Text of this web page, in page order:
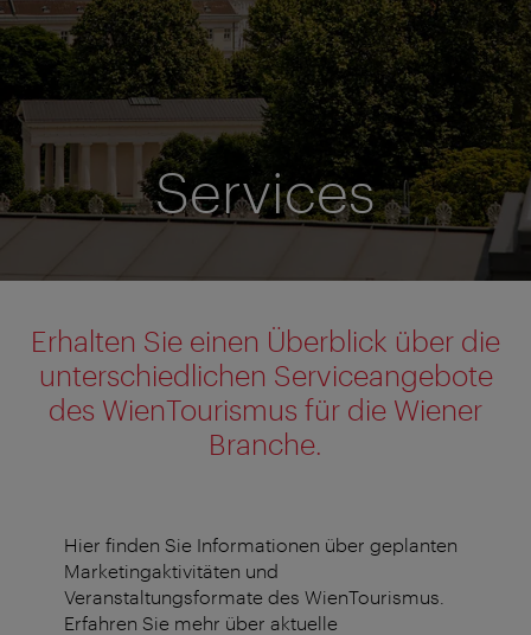
Services
Erhalten Sie einen Überblick über die
unterschiedlichen Serviceangebote
des WienTourismus für die Wiener
Branche.
Hier finden Sie Informationen über geplanten
Marketingaktivitäten und
Veranstaltungsformate des WienTourismus.
Erfahren Sie mehr über aktuelle